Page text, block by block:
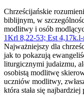
Chrześcijańskie
biblijnym, w
modlitwy i osób
1Krl 8,22-53; Est
Najważniejszy dla
jak to pokazują
liturgicznymi judaizmu,
osobistą modlitwę
uczniów modlitwy,
która stała się